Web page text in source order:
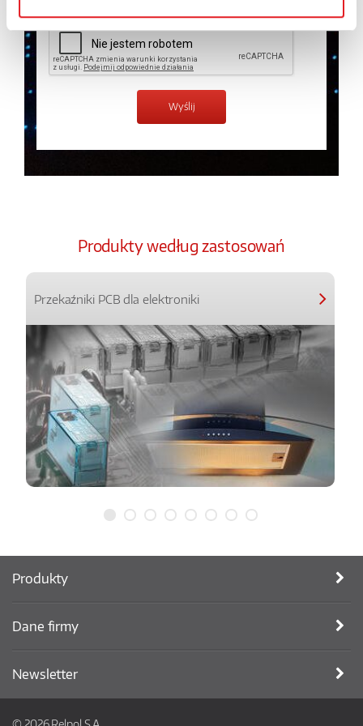
Produkty według zastosowań
Przekaźniki PCB dla elektroniki
Produkty
Dane firmy
Newsletter